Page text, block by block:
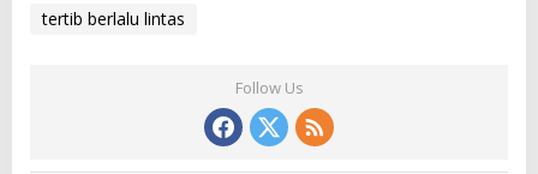
tertib berlalu lintas
Follow Us